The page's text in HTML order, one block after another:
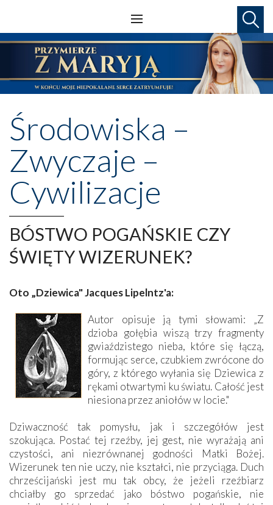
Środowiska –
Zwyczaje –
Cywilizacje
BÓSTWO POGAŃSKIE CZY
ŚWIĘTY WIZERUNEK?
Oto „Dziewica" Jacques Lipelntz'a:
Autor opisuje ją tymi słowami: „Z
dzioba gołębia wiszą trzy fragmenty
gwiaździstego nieba, które się łączą,
formując serce, czubkiem zwrócone do
góry, z którego wyłania się Dziewica z
rękami otwartymi ku światu. Całość jest
niesiona przez aniołów w locie."
Dziwaczność tak pomysłu, jak i szczegółów jest
szokująca. Postać tej rzeźby, jej gest, nie wyrażają ani
czystości, ani niezrównanej godności Matki Bożej.
Wizerunek ten nie uczy, nie kształci, nie przyciąga. Duch
chrześcijański jest mu tak obcy, że jeżeli rzeźbiarz
chciałby go sprzedać jako bóstwo pogańskie, nie